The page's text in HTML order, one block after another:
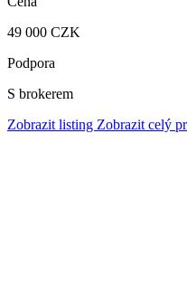
49 000 CZK
Podpora
S brokerem
Zobrazit listing Zobrazit celý